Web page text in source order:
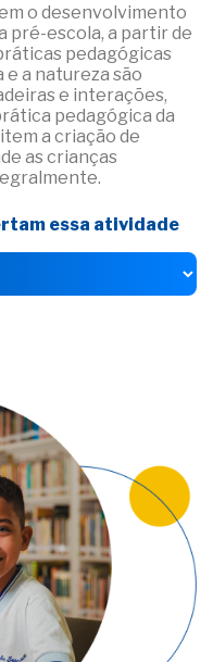
o desenvolvimento
pré-escola, a partir de
pedagógicas
e a natureza são
e interações,
pedagógica da
a criação de
as crianças
essa atividade